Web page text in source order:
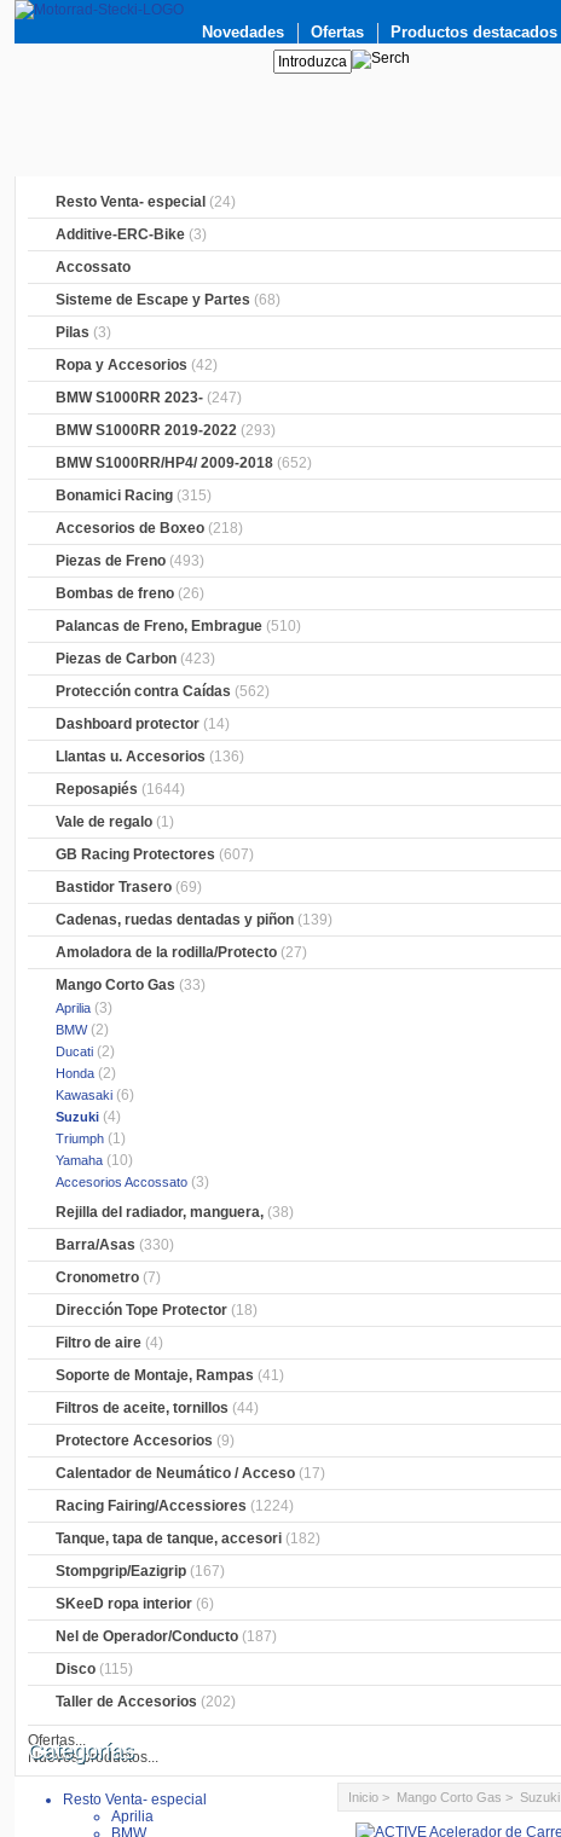
Novedades Ofertas Productos destacados
Resto Venta- especial (24)
Additive-ERC-Bike (3)
Accossato
Sisteme de Escape y Partes (68)
Pilas (3)
Ropa y Accesorios (42)
BMW S1000RR 2023- (247)
BMW S1000RR 2019-2022 (293)
BMW S1000RR/HP4/ 2009-2018 (652)
Bonamici Racing (315)
Accesorios de Boxeo (218)
Piezas de Freno (493)
Bombas de freno (26)
Palancas de Freno, Embrague (510)
Piezas de Carbon (423)
Protección contra Caídas (562)
Dashboard protector (14)
Llantas u. Accesorios (136)
Reposapiés (1644)
Vale de regalo (1)
GB Racing Protectores (607)
Bastidor Trasero (69)
Cadenas, ruedas dentadas y piñon (139)
Amoladora de la rodilla/Protecto (27)
Mango Corto Gas (33)
Aprilia (3)
BMW(2)
Ducati (2)
Honda (2)
Kawasaki (6)
Suzuki (4)
Triumph (1)
Yamaha (10)
Accesorios Accossato (3)
Rejilla del radiador, manguera, (38)
Barra/Asas (330)
Cronometro (7)
Dirección Tope Protector (18)
Filtro de aire (4)
Soporte de Montaje, Rampas (41)
Filtros de aceite, tornillos (44)
Protectore Accesorios (9)
Calentador de Neumático / Acceso (17)
Racing Fairing/Accessiores (1224)
Tanque, tapa de tanque, accesori (182)
Stompgrip/Eazigrip (167)
SKeeD ropa interior (6)
Nel de Operador/Conducto (187)
Disco (115)
Taller de Accesorios (202)
Ofertas...
Nuevos productos...
Categorías
Resto Venta- especial
Aprilia
BMW
Inicio > Mango Corto Gas >Suzuki